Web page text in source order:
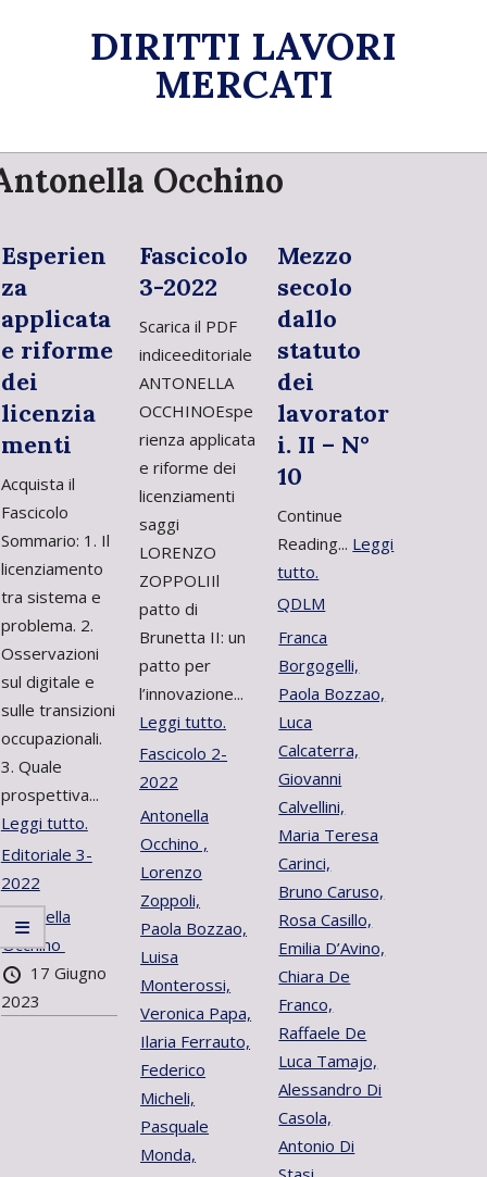
DIRITTI LAVORI
MERCATI
Primary
Navigation
Occhino
Esperien
za
applicata
e riforme
dei
licenzia
menti
Acquista il
Fascicolo
Sommario: 1. Il
licenziamento
tra sistema e
problema. 2.
Osservazioni
sul digitale e
sulle transizioni
occupazionali.
3. Quale
prospettiva...
Leggi tutto.
Editoriale 3-
2022
Antonella
Occhino
17 Giugno
2023
Fascicolo
3-2022
Scarica il PDF
indiceeditoriale
ANTONELLA
OCCHINOEspe
rienza applicata
e riforme dei
licenziamenti
saggi
LORENZO
ZOPPOLIIl
patto di
Brunetta II: un
patto per
l’innovazione...
Leggi tutto.
Fascicolo 2-
2022
Antonella
Occhino ,
Lorenzo
Zoppoli,
Paola Bozzao,
Luisa
Monterossi,
Veronica Papa,
Ilaria Ferrauto,
Federico
Micheli,
Pasquale
Monda,
Mezzo
secolo
dallo
statuto
dei
lavorator
i. II – N°
10
Continue
Reading... Leggi
tutto.
QDLM
Franca
Borgogelli,
Paola Bozzao,
Luca
Calcaterra,
Giovanni
Calvellini,
Maria Teresa
Carinci,
Bruno Caruso,
Rosa Casillo,
Emilia D’Avino,
Chiara De
Franco,
Raffaele De
Luca Tamajo,
Alessandro Di
Casola,
Antonio Di